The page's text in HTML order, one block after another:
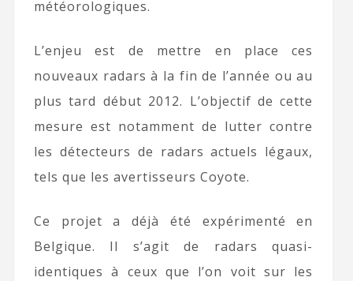
météorologiques.
L’enjeu est de mettre en place ces
nouveaux radars à la fin de l’année ou au
plus tard début 2012. L’objectif de cette
mesure est notamment de lutter contre
les détecteurs de radars actuels légaux,
tels que les avertisseurs Coyote.
Ce projet a déjà été expérimenté en
Belgique. Il s’agit de radars quasi-
identiques à ceux que l’on voit sur les